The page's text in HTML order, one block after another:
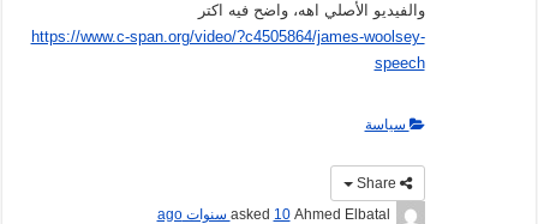
والفيديو الأصلي اهه، واضح فيه اكتر
https://www.c-span.org/video/?c4505864/james-woolsey-
speech
سياسة
Ahmed Elbatal
asked10 سنوات ago